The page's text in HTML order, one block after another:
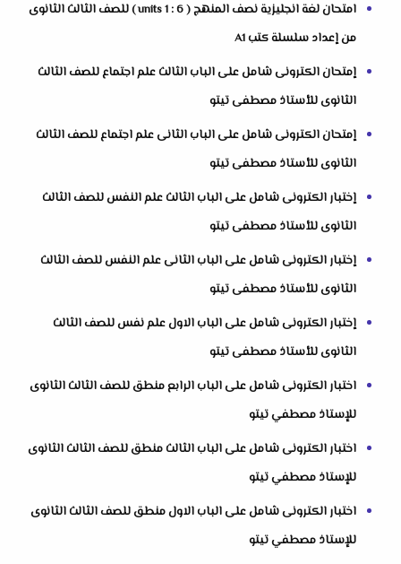
امتحان لغة انجليزية نصف المنهج ( units 1 : 6 ) للصف الثالث الثانوى
من إعداد سلسلة كتب A1
إمتحان الكترونى شامل على الباب الثالث علم اجتماع للصف الثالث
الثانوى للأستاذ مصطفى تيتو
إمتحان الكترونى شامل على الباب الثانى علم اجتماع للصف الثالث
الثانوى للأستاذ مصطفى تيتو
إختبار الكترونى شامل على الباب الثالث علم النفس للصف الثالث
الثانوى للأستاذ مصطفى تيتو
إختبار الكترونى شامل على الباب الثانى علم النفس للصف الثالث
الثانوى للأستاذ مصطفى تيتو
إختبار الكترونى شامل على الباب الاول علم نفس للصف الثالث
الثانوى للأستاذ مصطفى تيتو
اختبار الكترونى شامل على الباب الرابع منطق للصف الثالث الثانوى
للإستاذ مصطفي تيتو
اختبار الكترونى شامل على الباب الثالث منطق للصف الثالث الثانوى
للإستاذ مصطفي تيتو
اختبار الكترونى شامل على الباب الاول منطق للصف الثالث الثانوى
للإستاذ مصطفي تيتو